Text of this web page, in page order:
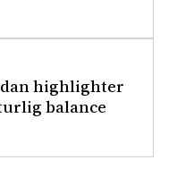
highlighter
balance